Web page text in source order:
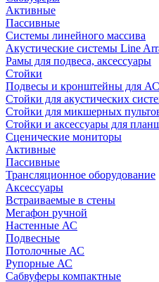
Активные
Пассивные
Системы линейного массива
Акустические системы Line
Рамы для подвеса, аксессуары
Стойки
Подвесы и кронштейны для АС
Стойки для акустических
Стойки для микшерных
Стойки и аксессуары для
Сценические мониторы
Активные
Пассивные
Трансляционное оборудование
Аксессуары
Встраиваемые в стены
Мегафон ручной
Настенные АС
Подвесные
Потолочные АС
Рупорные АС
Сабвуферы компактные